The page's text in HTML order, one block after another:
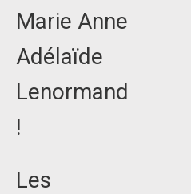
Marie Anne
Adélaïde
Lenormand
!
Les